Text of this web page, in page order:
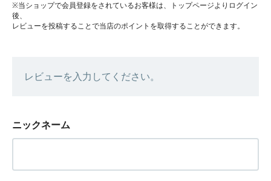
※当ショップで会員登録をされているお客様は、トップページよりログイン
後、
レビューを投稿することで当店のポイントを取得することができます。
レビューを入力してください。
ニックネーム